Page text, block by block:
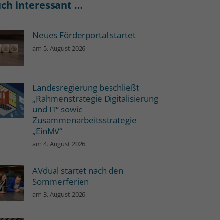
interessant …
Neues Förderportal startet
am 5. August 2026
Landesregierung beschließt
„Rahmenstrategie Digitalisierung
und IT“ sowie
Zusammenarbeitsstrategie
„EinMV“
am4. August 2026
AVdual startet nach den
Sommerferien
am 3. August 2026